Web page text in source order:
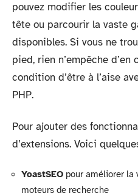
pouvez modifier les
tête ou parcourir la vaste
disponibles. Si vous ne
pied, rien n’empêche d’en
condition d’être à l’aise
PHP.
Pour ajouter des
d’extensions. Voici
YoastSEO pour améliorer la
moteurs de recherche